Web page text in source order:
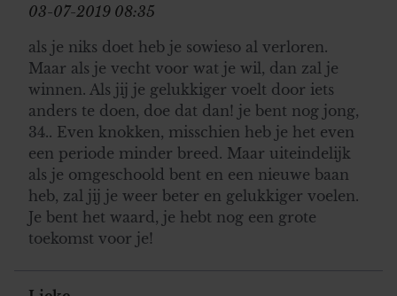
03-07-2019 08:35
als je niks doet heb je sowieso al verloren.
Maar als je vecht voor wat je wil, dan zal je
winnen. Als jij je gelukkiger voelt door iets
anders te doen, doe dat dan! je bent nog jong,
34.. Even knokken, misschien heb je het even
een periode minder breed. Maar uiteindelijk
als je omgeschoold bent en een nieuwe baan
heb, zal jij je weer beter en gelukkiger voelen.
Je bent het waard, je hebt nog een grote
toekomst voor je!